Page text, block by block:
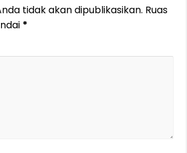
tidak akan dipublikasikan. Ruas
*